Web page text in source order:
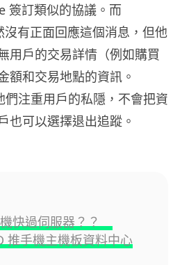
簽訂類似的協議。而
有正面回應這個消息，但他
用戶的交易詳情（例如購買
額和交易地點的資訊。
注重用戶的私隱，不會把資
也可以選擇退出追蹤。
機快過伺服器？？
推手機主機板資料中心